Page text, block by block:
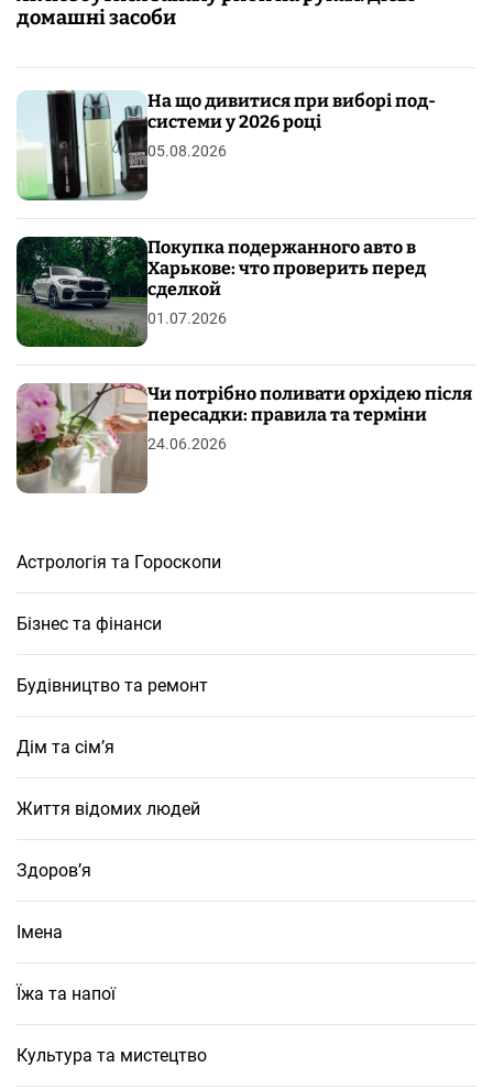
домашні засоби
На що дивитися при виборі под-
системи у 2026 році
05.08.2026
Покупка подержанного авто в
Харькове: что проверить перед
сделкой
01.07.2026
Чи потрібно поливати орхідею після
пересадки: правила та терміни
24.06.2026
Астрологія та Гороскопи
Бізнес та фінанси
Будівництво та ремонт
Дім та сім’я
Життя відомих людей
Здоров’я
Імена
Їжа та напої
Культура та мистецтво